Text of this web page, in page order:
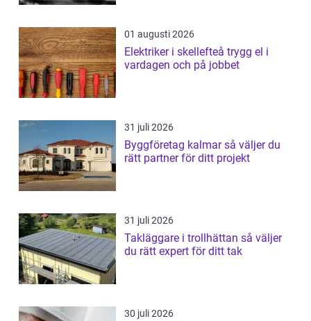
01 augusti 2026
Elektriker i skellefteå trygg el i
vardagen och på jobbet
31 juli 2026
Byggföretag kalmar så väljer du
rätt partner för ditt projekt
31 juli 2026
Takläggare i trollhättan så väljer
du rätt expert för ditt tak
30 juli 2026